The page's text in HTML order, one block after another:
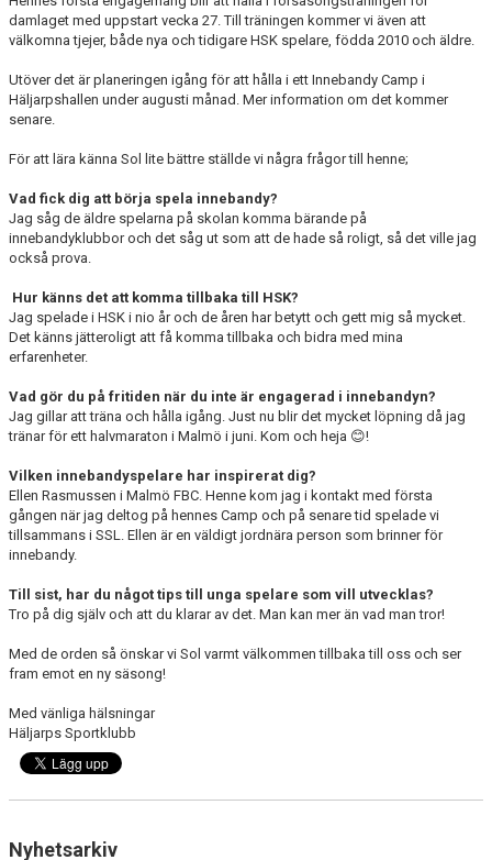
damlaget med uppstart vecka 27. Till träningen kommer vi även att
välkomna tjejer, både nya och tidigare HSK spelare, födda 2010 och äldre.
Utöver det är planeringen igång för att hålla i ett Innebandy Camp i
Häljarpshallen under augusti månad. Mer information om det kommer
senare.
För att lära känna Sol lite bättre ställde vi några frågor till henne;
Vad fick dig att börja spela innebandy?
Jag såg de äldre spelarna på skolan komma bärande på
innebandyklubbor och det såg ut som att de hade så roligt, så det ville jag
också prova.
Hur känns det att komma tillbaka till HSK?
Jag spelade i HSK i nio år och de åren har betytt och gett mig så mycket.
Det känns jätteroligt att få komma tillbaka och bidra med mina
erfarenheter.
Vad gör du på fritiden när du inte är engagerad i innebandyn?
Jag gillar att träna och hålla igång. Just nu blir det mycket löpning då jag
tränar för ett halvmaraton i Malmö i juni. Kom och heja 😊!
Vilken innebandyspelare har inspirerat dig?
Ellen Rasmussen i Malmö FBC. Henne kom jag i kontakt med första
gången när jag deltog på hennes Camp och på senare tid spelade vi
tillsammans i SSL. Ellen är en väldigt jordnära person som brinner för
innebandy.
Till sist, har du något tips till unga spelare som vill utvecklas?
Tro på dig själv och att du klarar av det. Man kan mer än vad man tror!
Med de orden så önskar vi Sol varmt välkommen tillbaka till oss och ser
fram emot en ny säsong!
Med vänliga hälsningar
Häljarps Sportklubb
Nyhetsarkiv